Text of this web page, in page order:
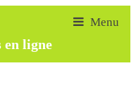
en ligne